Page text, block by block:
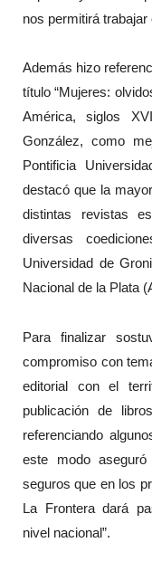
nos permitirá trabajar
Además hizo
título “Mujeres:
América, siglos
González, como
Pontificia
destacó que la
distintas revistas
diversas
Universidad de
Nacional de la Plata
Para finalizar
compromiso con
editorial con el
publicación de
referenciando
este modo
seguros que en los
La Frontera dará
nivel nacional”.